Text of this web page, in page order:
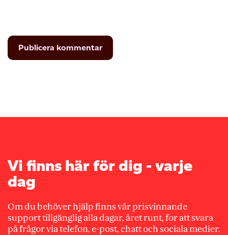
Vi finns här för dig - varje
dag
Om du behöver hjälp finns vår prisvinnande
support tillgänglig alla dagar, året runt, for att svara
på frågor via telefon, e-post, chatt och sociala medier.